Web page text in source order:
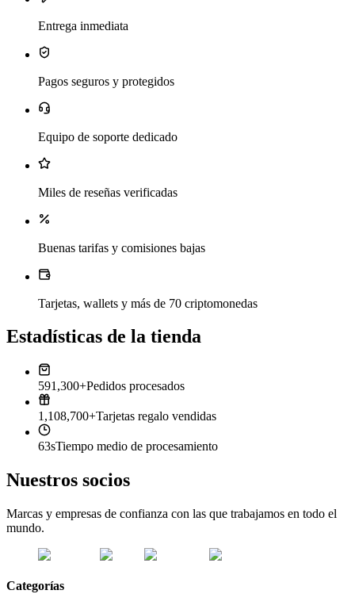
Entrega inmediata
Pagos seguros y protegidos
Equipo de soporte dedicado
Miles de reseñas verificadas
Buenas tarifas y comisiones bajas
Tarjetas, wallets y más de 70 criptomonedas
Estadísticas de la tienda
591,300+Pedidos procesados
1,108,700+Tarjetas regalo vendidas
63sTiempo medio de procesamiento
Nuestros socios
Marcas y empresas de confianza con las que trabajamos en todo el
mundo.
Categorías